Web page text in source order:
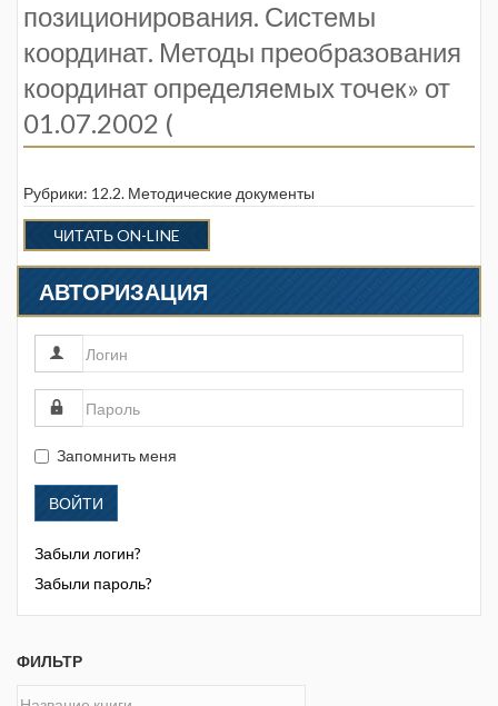
позиционирования. Системы
координат. Методы преобразования
координат определяемых точек» от
01.07.2002 (
Рубрики: 12.2. Методические документы
ЧИТАТЬ ON-LINE
АВТОРИЗАЦИЯ
Запомнить меня
ВОЙТИ
Забыли логин?
Забыли пароль?
ФИЛЬТР